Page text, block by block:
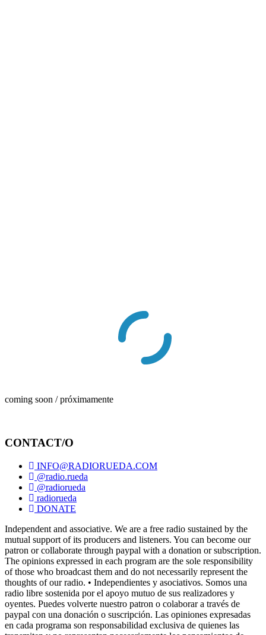
coming soon / próximamente
CONTACT/O
INFO@RADIORUEDA.COM
@radio.rueda
@radiorueda
radiorueda
DONATE
Independent and associative. We are a free radio sustained by the
mutual support of its producers and listeners. You can become our
patron or collaborate through paypal with a donation or subscription.
The opinions expressed in each program are the sole responsibility
of those who broadcast them and do not necessarily represent the
thoughts of our radio. • Independientes y asociativos. Somos una
radio libre sostenida por el apoyo mutuo de sus realizadores y
oyentes. Puedes volverte nuestro patron o colaborar a través de
paypal con una donación o suscripción. Las opiniones expresadas
en cada programa son responsabilidad exclusiva de quienes las